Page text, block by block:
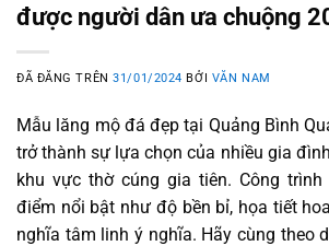
được người dân ưa chuộng
ĐÃ ĐĂNG TRÊN31/01/2024 BỞI VĂN NAM
Mẫu lăng mộ đá đẹp tại Quảng Bình
trở thành sự lựa chọn của nhiều gia
khu vực thờ cúng gia tiên. Công
điểm nổi bật như độ bền bỉ, họa tiết
nghĩa tâm linh ý nghĩa. Hãy cùng theo